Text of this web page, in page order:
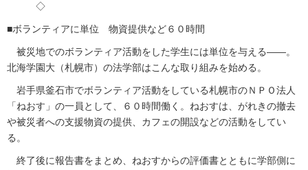
◇
■ボランティアに単位 物資提供など６０時間
被災地でのボランティア活動をした学生には単位を与える――。
北海学園大（札幌市）の法学部はこんな取り組みを始める。
岩手県釜石市でボランティア活動をしている札幌市のＮＰＯ法人
「ねおす」の一員として、６０時間働く。ねおすは、がれきの撤去
や被災者への支援物資の提供、カフェの開設などの活動をしてい
る。
終了後に報告書をまとめ、ねおすからの評価書とともに学部側に